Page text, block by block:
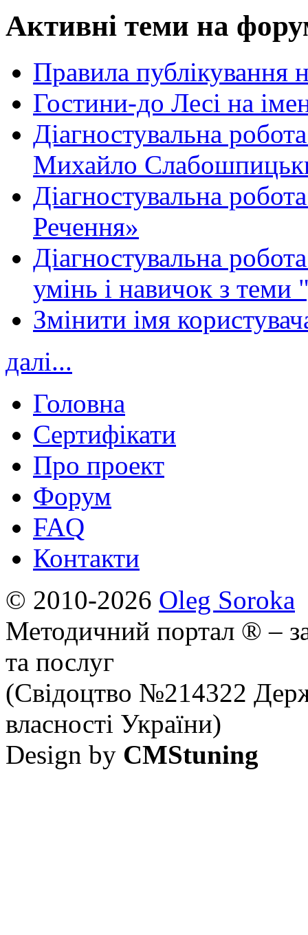
Активні теми на
Правила публікування
Гостини-до Лесі на
Діагностувальна
Михайло
Діагностувальна
Речення»
Діагностувальна
умінь і навичок з теми
Змінити імя
далі...
Головна
Сертифікати
Про проект
Форум
FAQ
Контакти
© 2010-2026 Oleg Soroka
Методичний портал ® –
та послуг
(Свідоцтво №214322
власності України)
Design by CMStuning